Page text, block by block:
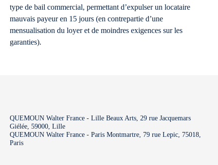
type de bail commercial, permettant d’expulser un locataire
mauvais payeur en 15 jours (en contrepartie d’une
mensualisation du loyer et de moindres exigences sur les
garanties).
QUEMOUN Walter France - Lille Beaux Arts, 29 rue Jacquemars
Giélée, 59000, Lille
QUEMOUN Walter France - Paris Montmartre, 79 rue Lepic, 75018,
Paris